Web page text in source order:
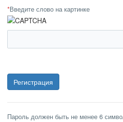
*Введите слово на картинке
Пароль должен быть не менее 6